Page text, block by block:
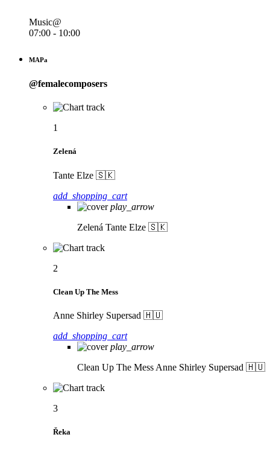
Music@
07:00 - 10:00
MAPa
@femalecomposers
1
Zelená
Tante Elze 🇸🇰
add_shopping_cart
play_arrow
Zelená Tante Elze 🇸🇰
2
Clean Up The Mess
Anne Shirley Supersad 🇭🇺
add_shopping_cart
play_arrow
Clean Up The Mess Anne Shirley Supersad 🇭🇺
3
Řeka